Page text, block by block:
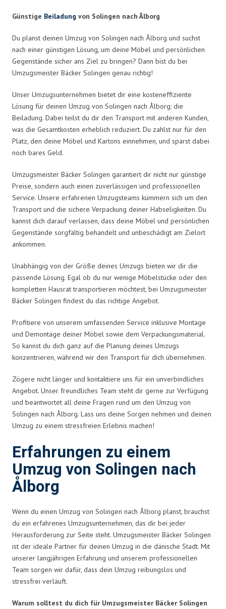
Günstige Beiladung von Solingen nach Ålborg
Du planst deinen Umzug von Solingen nach Ålborg und suchst
nach einer günstigen Lösung, um deine Möbel und persönlichen
Gegenstände sicher ans Ziel zu bringen? Dann bist du bei
Umzugsmeister Bäcker Solingen genau richtig!
Unser Umzugsunternehmen bietet dir eine kosteneffiziente
Lösung für deinen Umzug von Solingen nach Ålborg: die
Beiladung. Dabei teilst du dir den Transport mit anderen Kunden,
was die Gesamtkosten erheblich reduziert. Du zahlst nur für den
Platz, den deine Möbel und Kartons einnehmen, und sparst dabei
noch bares Geld.
Umzugsmeister Bäcker Solingen garantiert dir nicht nur günstige
Preise, sondern auch einen zuverlässigen und professionellen
Service. Unsere erfahrenen Umzugsteams kümmern sich um den
Transport und die sichere Verpackung deiner Habseligkeiten. Du
kannst dich darauf verlassen, dass deine Möbel und persönlichen
Gegenstände sorgfältig behandelt und unbeschädigt am Zielort
ankommen.
Unabhängig von der Größe deines Umzugs bieten wir dir die
passende Lösung. Egal ob du nur wenige Möbelstücke oder den
kompletten Hausrat transportieren möchtest, bei Umzugsmeister
Bäcker Solingen findest du das richtige Angebot.
Profitiere von unserem umfassenden Service inklusive Montage
und Demontage deiner Möbel sowie dem Verpackungsmaterial.
So kannst du dich ganz auf die Planung deines Umzugs
konzentrieren, während wir den Transport für dich übernehmen.
Zögere nicht länger und kontaktiere uns für ein unverbindliches
Angebot. Unser freundliches Team steht dir gerne zur Verfügung
und beantwortet all deine Fragen rund um den Umzug von
Solingen nach Ålborg. Lass uns deine Sorgen nehmen und deinen
Umzug zu einem stressfreien Erlebnis machen!
Erfahrungen zu einem
Umzug von Solingen nach
Ålborg
Wenn du einen Umzug von Solingen nach Ålborg planst, brauchst
du ein erfahrenes Umzugsunternehmen, das dir bei jeder
Herausforderung zur Seite steht. Umzugsmeister Bäcker Solingen
ist der ideale Partner für deinen Umzug in die dänische Stadt. Mit
unserer langjährigen Erfahrung und unserem professionellen
Team sorgen wir dafür, dass dein Umzug reibungslos und
stressfrei verläuft.
Warum solltest du dich für Umzugsmeister Bäcker Solingen